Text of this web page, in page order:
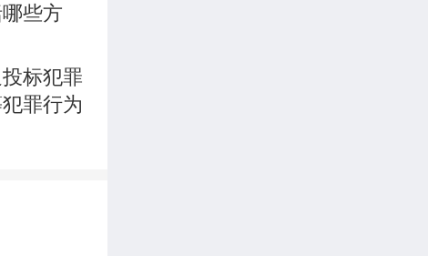
些方
标犯罪
罪行为